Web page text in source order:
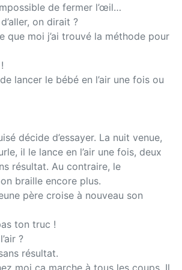
de fermer l’œil…
on dirait ?
que moi j’ai trouvé la méthode pour
lancer le bébé en l’air une fois ou
décide d’essayer. La nuit venue,
il le lance en l’air une fois, deux
résultat. Au contraire, le
braille encore plus.
père croise à nouveau son
ton truc !
?
résultat.
moi ça marche à tous les coups. Il